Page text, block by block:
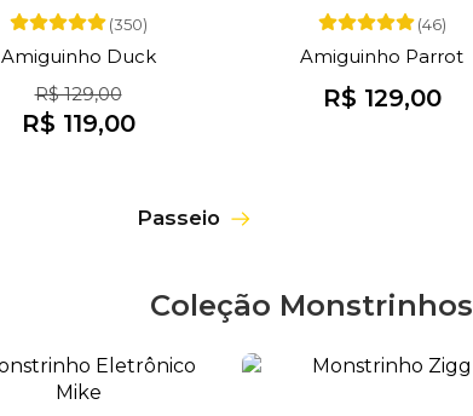
(350)
Amiguinho Duck
R$ 129,00
R$ 119,00
(46)
Amiguinho Parrot
R$ 129,00
Passeio
Coleção Monstrinhos